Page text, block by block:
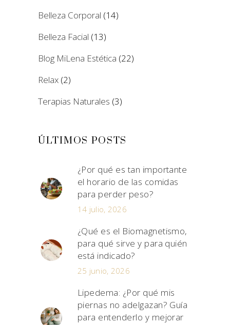
Belleza Corporal (14)
Belleza Facial (13)
Blog MiLena Estética (22)
Relax (2)
Terapias Naturales (3)
ÚLTIMOS POSTS
¿Por qué es tan importante
el horario de las comidas
para perder peso?
14 julio, 2026
¿Qué es el Biomagnetismo,
para qué sirve y para quién
está indicado?
25 junio, 2026
Lipedema: ¿Por qué mis
piernas no adelgazan? Guía
para entenderlo y mejorar